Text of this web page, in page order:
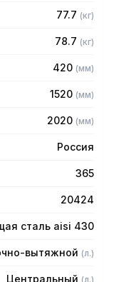
77.7 (кг)
78.7 (кг)
420 (мм)
1520 (мм)
2020 (мм)
Россия
365
20424
сталь aisi 430
вытяжной (л.)
Центральный (л.)